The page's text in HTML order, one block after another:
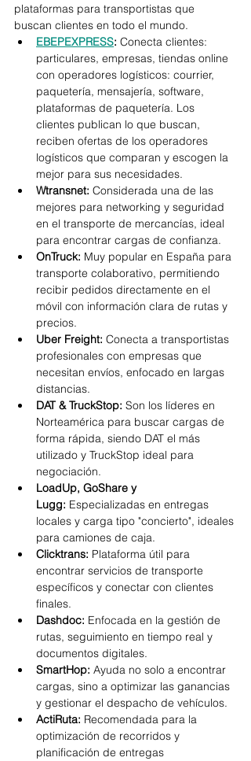
plataformas para transportistas que
buscan clientes en todo el mundo.
EBEPEXPRESS: Conecta clientes:
particulares, empresas, tiendas online
con operadores logísticos: courrier,
paquetería, mensajería, software,
plataformas de paquetería. Los
clientes publican lo que buscan,
reciben ofertas de los operadores
logísticos que comparan y escogen la
mejor para sus necesidades.
Wtransnet: Considerada una de las
mejores para networking y seguridad
en el transporte de mercancías, ideal
para encontrar cargas de confianza.
OnTruck: Muy popular en España para
transporte colaborativo, permitiendo
recibir pedidos directamente en el
móvil con información clara de rutas y
precios.
Uber Freight: Conecta a transportistas
profesionales con empresas que
necesitan envíos, enfocado en largas
distancias.
DAT & TruckStop: Son los líderes en
Norteamérica para buscar cargas de
forma rápida, siendo DAT el más
utilizado y TruckStop ideal para
negociación.
LoadUp, GoShare y
Lugg: Especializadas en entregas
locales y carga tipo "concierto", ideales
para camiones de caja.
Clicktrans: Plataforma útil para
encontrar servicios de transporte
específicos y conectar con clientes
finales.
Dashdoc: Enfocada en la gestión de
rutas, seguimiento en tiempo real y
documentos digitales.
SmartHop: Ayuda no solo a encontrar
cargas, sino a optimizar las ganancias
y gestionar el despacho de vehículos.
ActiRuta: Recomendada para la
optimización de recorridos y
planificación de entregas